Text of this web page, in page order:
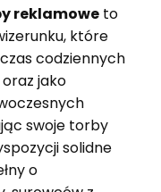
reklamowe to
które
codziennych
jako
swoje torby
solidne
o